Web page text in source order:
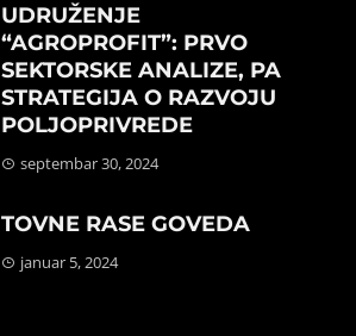
UDRUŽENJE
“AGROPROFIT”: PRVO
SEKTORSKE ANALIZE, PA
STRATEGIJA O RAZVOJU
POLJOPRIVREDE
septembar 30, 2024
TOVNE RASE GOVEDA
januar 5, 2024